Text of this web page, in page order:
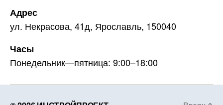
Адрес
ул. Некрасова, 41д, Ярославль, 150040
Часы
Понедельник—пятница: 9:00–18:00